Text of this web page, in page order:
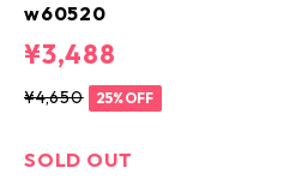
w60520
¥3,488
¥4,650 25%OFF
SOLD OUT